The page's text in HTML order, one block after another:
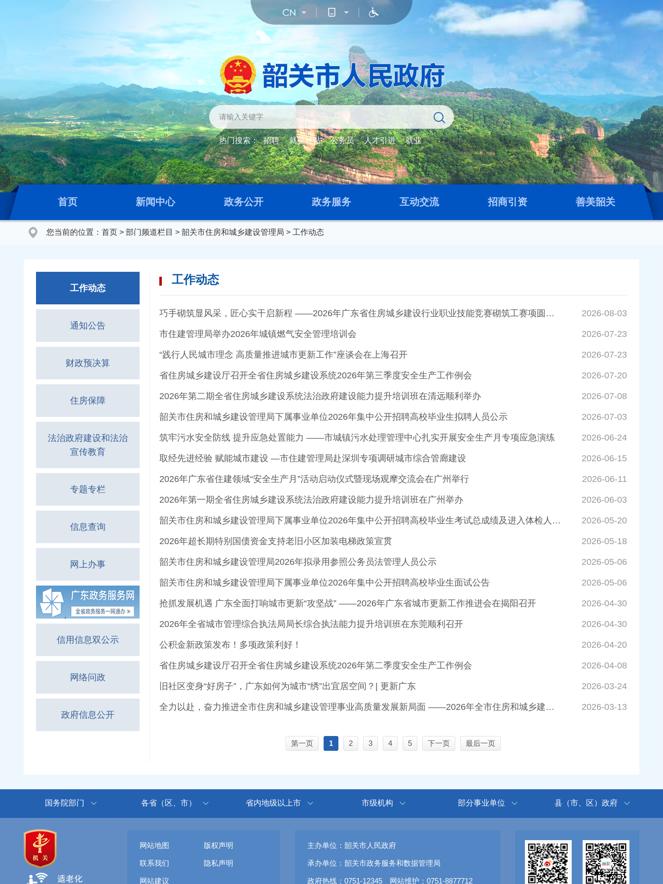
热门搜索： 招聘 就业补贴 公务员 人才引进 就业
首页 新闻中心 政务公开 政务服务 互动交流 招商引资 善美韶关
您当前的位置： 首页 > 部门频道栏目 > 韶关市住房和城乡建设管理局 > 工作动态
工作动态
通知公告
财政预决算
住房保障
法治政府建设和法治
宣传教育
专题专栏
信息查询
网上办事
信用信息双公示
网络问政
政府信息公开
工作动态
巧手砌筑显风采，匠心实干启新程 ——2026年广东省住房城乡建设行业职业技能竞赛砌筑工赛项圆满落幕 2026-08-03
市住建管理局举办2026年城镇燃气安全管理培训会 2026-07-23
“践行人民城市理念 高质量推进城市更新工作”座谈会在上海召开 2026-07-23
省住房城乡建设厅召开全省住房城乡建设系统2026年第三季度安全生产工作例会 2026-07-20
2026年第二期全省住房城乡建设系统法治政府建设能力提升培训班在清远顺利举办 2026-07-08
韶关市住房和城乡建设管理局下属事业单位2026年集中公开招聘高校毕业生拟聘人员公示 2026-07-03
筑牢污水安全防线 提升应急处置能力 ——市城镇污水处理管理中心扎实开展安全生产月专项应急演练 2026-06-24
取经先进经验 赋能城市建设 —市住建管理局赴深圳专项调研城市综合管廊建设 2026-06-15
2026年广东省住建领域“安全生产月”活动启动仪式暨现场观摩交流会在广州举行 2026-06-11
2026年第一期全省住房城乡建设系统法治政府建设能力提升培训班在广州举办 2026-06-03
韶关市住房和城乡建设管理局下属事业单位2026年集中公开招聘高校毕业生考试总成绩及进入体检人员名单公示 2026-05-20
2026年超长期特别国债资金支持老旧小区加装电梯政策宣贯 2026-05-18
韶关市住房和城乡建设管理局2026年拟录用参照公务员法管理人员公示 2026-05-06
韶关市住房和城乡建设管理局下属事业单位2026年集中公开招聘高校毕业生面试公告 2026-05-06
抢抓发展机遇 广东全面打响城市更新“攻坚战” ——2026年广东省城市更新工作推进会在揭阳召开 2026-04-30
2026年全省城市管理综合执法局局长综合执法能力提升培训班在东莞顺利召开 2026-04-30
公积金新政策发布！多项政策利好！ 2026-04-20
省住房城乡建设厅召开全省住房城乡建设系统2026年第二季度安全生产工作例会 2026-04-08
旧社区变身“好房子”，广东如何为城市“绣”出宜居空间？| 更新广东 2026-03-24
全力以赴，奋力推进全市住房和城乡建设管理事业高质量发展新局面 ——2026年全市住房和城乡建设管理工作会议召开 2026-03-13
第一页 1 2 3 4 5 下一页 最后一页
国务院部门 各省（区、市） 省内地级以上市 市级机构 部分事业单位 县（市、区）政府
网站地图 版权声明
联系我们 隐私声明
网站建议
主办单位：韶关市人民政府
承办单位：韶关市政务服务和数据管理局
政府热线：0751-12345 网站维护：0751-8877712